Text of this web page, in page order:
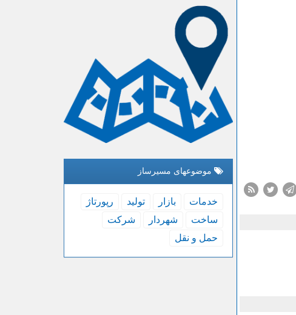
موضوعهای مسیرساز
خدمات بازار تولید
رپورتاژ
ساخت
شهردار
شركت
حمل و نقل